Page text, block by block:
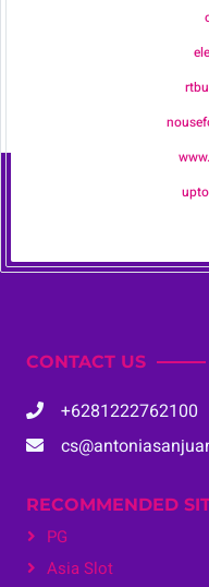
CONTACT US
+6281222762100
RECOMMENDED
PG
Asia Slot